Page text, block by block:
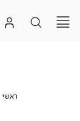
ראשי